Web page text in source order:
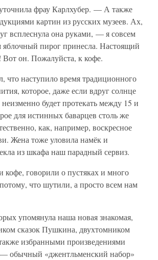
фрау Карлхубер. — А также
картин из русских музеев. Ах,
всплеснула она руками, — я совсем
пирог принесла. Настоящий
Вот он. Пожалуйста, к кофе.
что наступило время традиционного
которое, даже если вдруг солнце
неизменно будет протекать между 15 и
для истинных баварцев столь же
как, например, воскресное
Жена тоже уловила намёк и
из шкафа наш парадный сервиз.
говорили о пустяках и много
что шутили, а просто всем нам
упомянула наша новая знакомая,
сказок Пушкина, двухтомником
избранными произведениями
— обычный «джентльменский набор»